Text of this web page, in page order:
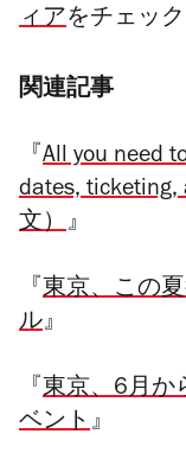
ィアをチェッ
関連記事
『 All you need
dates, ticketing,
文）』
『 東京、この
ル』
『 東京、6月か
ベント』